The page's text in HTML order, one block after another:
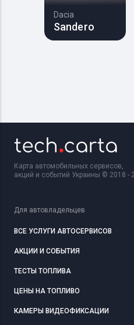
Dacia
Sandero
Карта автомобильных сервисов,
акций и событий Украины © 2018 -
Для автовладельцев
ВСЕ УСЛУГИ АВТОСЕРВИСОВ
АКЦИИ И СОБЫТИЯ
ТЕСТЫ ТОПЛИВА
ЦЕНЫ НА ТОПЛИВО
КАМЕРЫ ВИДЕОФИКСАЦИИ